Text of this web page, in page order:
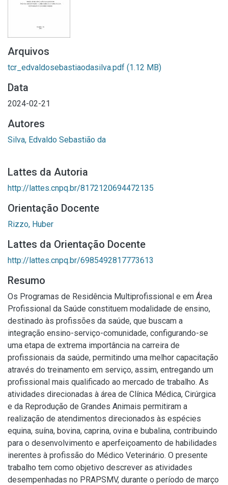
Arquivos
tcr_edvaldosebastiaodasilva.pdf (1.12 MB)
Data
2024-02-21
Autores
Silva, Edvaldo Sebastião da
Lattes da Autoria
http://lattes.cnpq.br/8172120694472135
Orientação Docente
Rizzo, Huber
Lattes da Orientação Docente
http://lattes.cnpq.br/6985492817773613
Resumo
Os Programas de Residência Multiprofissional e em Área
Profissional da Saúde constituem modalidade de ensino,
destinado às profissões da saúde, que buscam a
integração ensino-serviço-comunidade, configurando-se
uma etapa de extrema importância na carreira de
profissionais da saúde, permitindo uma melhor capacitação
através do treinamento em serviço, assim, entregando um
profissional mais qualificado ao mercado de trabalho. As
atividades direcionadas à área de Clínica Médica, Cirúrgica
e da Reprodução de Grandes Animais permitiram a
realização de atendimentos direcionados às espécies
equina, suína, bovina, caprina, ovina e bubalina, contribuindo
para o desenvolvimento e aperfeiçoamento de habilidades
inerentes à profissão do Médico Veterinário. O presente
trabalho tem como objetivo descrever as atividades
desempenhadas no PRAPSMV, durante o período de março